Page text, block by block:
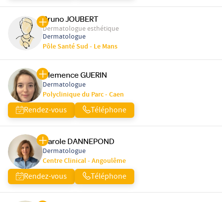
Bruno JOUBERT
Dermatologue esthétique
Dermatologue
Pôle Santé Sud - Le Mans
Clemence GUERIN
Dermatologue
Polyclinique du Parc - Caen
Rendez-vous Téléphone
Carole DANNEPOND
Dermatologue
Centre Clinical - Angoulême
Rendez-vous Téléphone